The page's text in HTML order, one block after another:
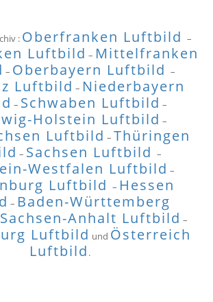
: Oberfranken Luftbild –
Luftbild – Mittelfranken
– Oberbayern Luftbild –
Luftbild – Niederbayern
– Schwaben Luftbild –
Holstein Luftbild –
Luftbild – Thüringen
– Sachsen Luftbild –
Westfalen Luftbild –
Luftbild – Hessen
– Baden-Württemberg
Sachsen-Anhalt Luftbild –
Luftbild und Österreich
Luftbild .